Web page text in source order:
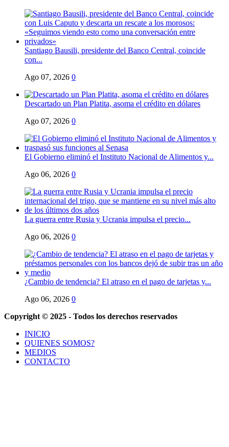
Santiago Bausili, presidente del Banco Central, coincide
con...
Ago 07, 2026 0
Descartado un Plan Platita, asoma el crédito en dólares
Ago 07, 2026 0
El Gobierno eliminó el Instituto Nacional de Alimentos y...
Ago 06, 2026 0
La guerra entre Rusia y Ucrania impulsa el precio...
Ago 06, 2026 0
¿Cambio de tendencia? El atraso en el pago de tarjetas y...
Ago 06, 2026 0
Copyright © 2025 - Todos los derechos reservados
INICIO
QUIENES SOMOS?
MEDIOS
CONTACTO